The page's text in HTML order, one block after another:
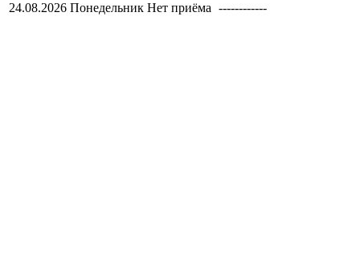
24.08.2026 Понедельник Нет приёма ------------